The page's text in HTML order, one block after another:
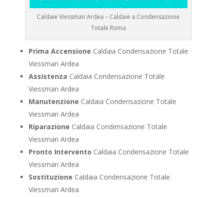
Caldaie Viessman Ardea – Caldaie a Condensazione
Totale Roma
Prima Accensione Caldaia Condensazione Totale
Viessman Ardea
Assistenza Caldaia Condensazione Totale
Viessman Ardea
Manutenzione Caldaia Condensazione Totale
Viessman Ardea
Riparazione Caldaia Condensazione Totale
Viessman Ardea
Pronto Intervento Caldaia Condensazione Totale
Viessman Ardea
Sostituzione Caldaia Condensazione Totale
Viessman Ardea